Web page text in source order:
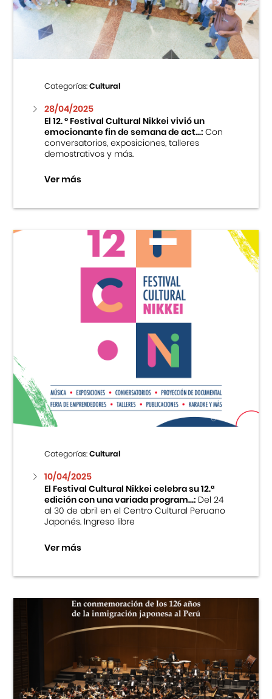
Centro Cultural Peruano Japonés
Museo de la Inmigración Japonesa
Fondo Editorial
Teatro Peruano Japonés
Categorías:Cultural
28/04/2025
El 12. ° Festival Cultural Nikkei vivió un
emocionante fin de semana de act...:Con
conversatorios, exposiciones, talleres
demostrativos y más.
Ver más
Categorías:Cultural
10/04/2025
El Festival Cultural Nikkei celebra su 12.ª
edición con una variada program...:Del 24
al 30 de abril en el Centro Cultural Peruano
Japonés. Ingreso libre
Ver más